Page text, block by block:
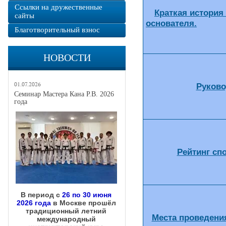
Ссылки на дружественные
сайты
Благотворительный взнос
НОВОСТИ
01.07.2026
Семинар Мастера Кана Р.В. 2026
года
В период с 26 по 30 июня
2026 годав Москве прошёл
традиционный летний
международный
Краткая
основателя.
Рейтинг
Места